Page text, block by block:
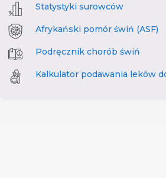
Statystyki surowców
Afrykański pomór świń (ASF)
Podręcznik chorób świń
Kalkulator podawania leków